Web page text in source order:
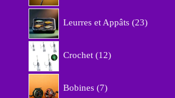
i
Leurres et Appâts 233
Crochet 122
r
Bobines 7p